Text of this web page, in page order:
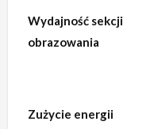
Wydajność sekcji
obrazowania
Zużycie energii